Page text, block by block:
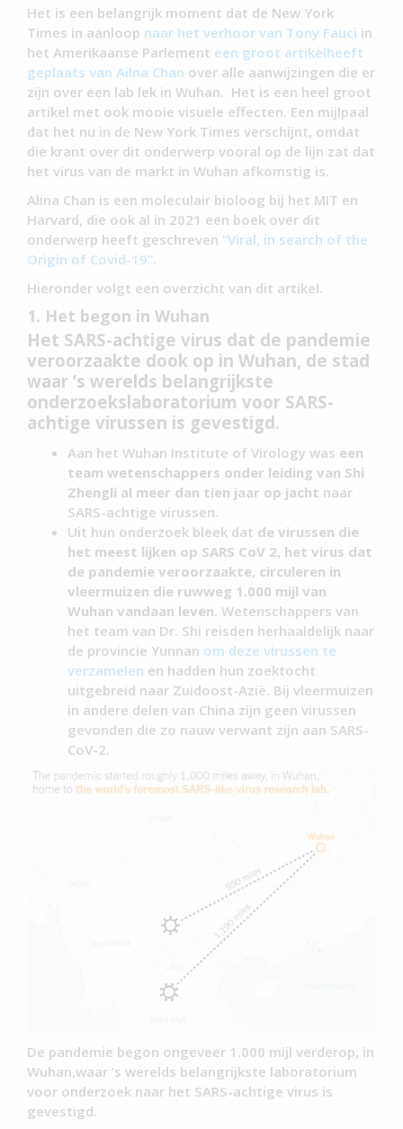
Het is een belangrijk moment dat de New York
Times in aanloop naar het verhoor van Tony Fauci in
het Amerikaanse Parlement een groot artikelheeft
geplaats van Ailna Chan over alle aanwijzingen die er
zijn over een lab lek in Wuhan. Het is een heel groot
artikel met ook mooie visuele effecten. Een mijlpaal
dat het nu in de New York Times verschijnt, omdat
die krant over dit onderwerp vooral op de lijn zat dat
het virus van de markt in Wuhan afkomstig is.
Alina Chan is een moleculair bioloog bij het MIT en
Harvard, die ook al in 2021 een boek over dit
onderwerp heeft geschreven “Viral, in search of the
Origin of Covid-19”.
Hieronder volgt een overzicht van dit artikel.
1. Het begon in Wuhan
Het SARS-achtige virus dat de pandemie
veroorzaakte dook op in Wuhan, de stad
waar ’s werelds belangrijkste
onderzoekslaboratorium voor SARS-
achtige virussen is gevestigd.
Aan het Wuhan Institute of Virology was een
team wetenschappers onder leiding van Shi
Zhengli al meer dan tien jaar op jacht naar
SARS-achtige virussen.
Uit hun onderzoek bleek dat de virussen die
het meest lijken op SARS CoV 2, het virus dat
de pandemie veroorzaakte, circuleren in
vleermuizen die ruwweg 1.000 mijl van
Wuhan vandaan leven. Wetenschappers van
het team van Dr. Shi reisden herhaaldelijk naar
de provincie Yunnan om deze virussen te
verzamelen en hadden hun zoektocht
uitgebreid naar Zuidoost-Azië. Bij vleermuizen
in andere delen van China zijn geen virussen
gevonden die zo nauw verwant zijn aan SARS-
CoV-2.
De pandemie begon ongeveer 1.000 mijl verderop, in
Wuhan,waar ’s werelds belangrijkste laboratorium
voor onderzoek naar het SARS-achtige virus is
gevestigd.